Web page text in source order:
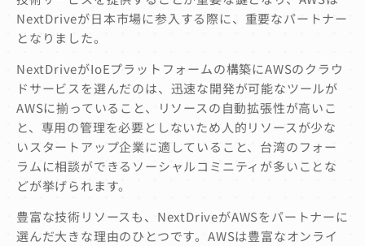
NextDriveが日本市場に参入する際に、重要なパートナー
となりました。
NextDriveがIoEプラットフォームの構築にAWSのクラウ
ドサービスを選んだのは、迅速な開発が可能なツールが
AWSに揃っていること、リソースの自動拡張性が高いこ
と、専用の管理を必要としないため人的リソースが少な
いスタートアップ企業に適していること、台湾のフォー
ラムに相談ができるソーシャルコミニティが多いことな
どが挙げられます。
豊富な技術リソースも、NextDriveがAWSをパートナーに
選んだ大きな理由のひとつです。AWSは豊富なオンライ